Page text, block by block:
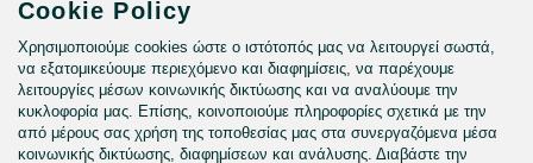
Συχνές Ερωτήσεις
Κατηγορίες
ΣΕΝΤΟΝΙΑ ΣΤΑ ΜΕΤΡΑ ΣΑΣ
ΥΦΑΣΜΑΤΑ ΜΕ ΤΟ ΜΕΤΡΟ
Cookie Policy
Χρησιμοποιούμε cookies ώστε ο ιστότοπός μας να λειτουργεί σωστά,
να εξατομικεύουμε περιεχόμενο και διαφημίσεις, να παρέχουμε
λειτουργίες μέσων κοινωνικής δικτύωσης και να αναλύουμε την
κυκλοφορία μας. Επίσης, κοινοποιούμε πληροφορίες σχετικά με την
από μέρους σας χρήση της τοποθεσίας μας στα συνεργαζόμενα μέσα
κοινωνικής δικτύωσης, διαφημίσεων και ανάλυσης. Διαβάστε την